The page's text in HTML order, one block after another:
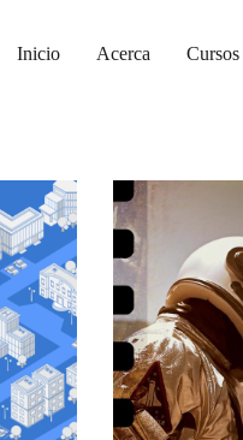
Inicio Acerca Cursos